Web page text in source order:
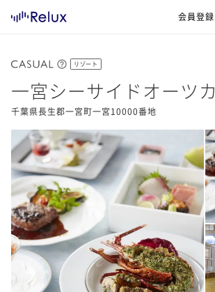
会員登録
リゾート
一宮シーサイドオーツカ
千葉県長生郡一宮町一宮10000番地